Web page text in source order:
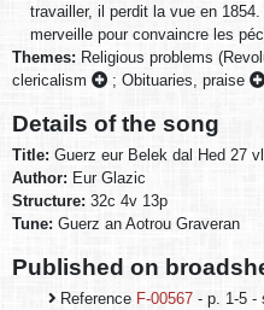
travailler, il perdit la vue en
merveille pour convaincre les
Themes: Religious problems
clericalism
; Obituaries, praise
Details of the song
Title: Guerz eur Belek dal Hed 27
Author: Eur Glazic
Structure: 32c 4v 13p
Tune: Guerz an Aotrou Graveran
Published on
Reference F-00567 - p. 1-5 -